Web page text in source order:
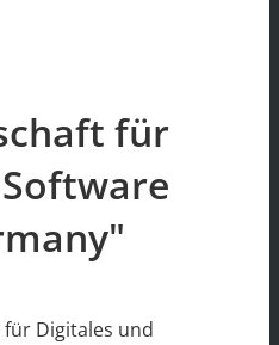
für
Digitales und